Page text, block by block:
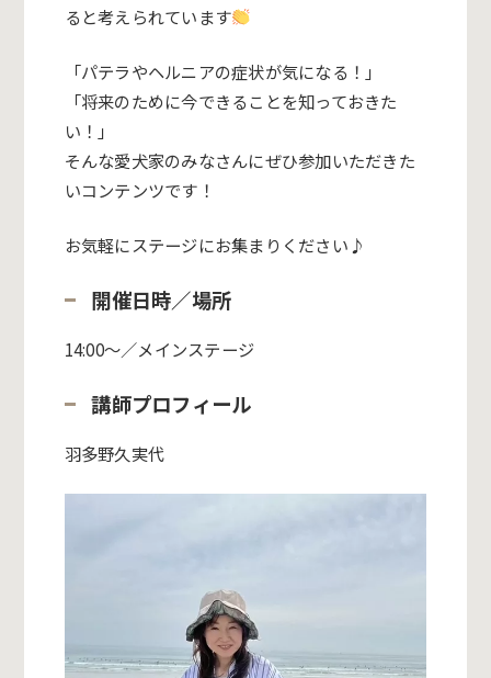
ると考えられています
「パテラやヘルニアの症状が気になる！」
「将来のために今できることを知っておきた
い！」
そんな愛犬家のみなさんにぜひ参加いただきた
いコンテンツです！
お気軽にステージにお集まりください♪
開催日時／場所
14:00～／メインステージ
講師プロフィール
羽多野久実代